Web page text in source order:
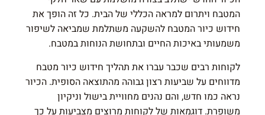
המטבח ויתרום למראה הכללי של הבית. כל זה הופך את
חידוש כיור המטבח להשקעה משתלמת שמביאה לשיפור
משמעותי באיכות החיים ובתחושת הנוחות במטבח.
לקוחות רבים שכבר עברו את תהליך חידוש כיור מטבח
מדווחים על שביעות רצון גבוהה מהתוצאה הסופית. הכיור
נראה כמו חדש, והם נהנים מחוויית בישול וניקיון
משופרת. דוגמאות של לקוחות מרוצים מצביעות על כך